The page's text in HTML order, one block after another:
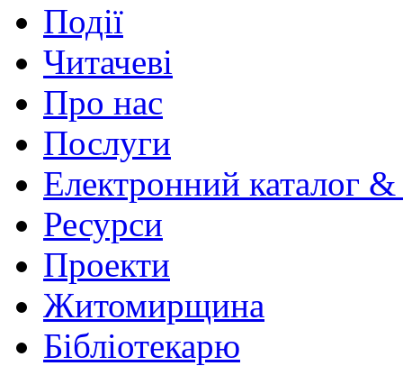
Події
Читачеві
Про нас
Послуги
Електронний каталог
Ресурси
Проекти
Житомирщина
Бібліотекарю